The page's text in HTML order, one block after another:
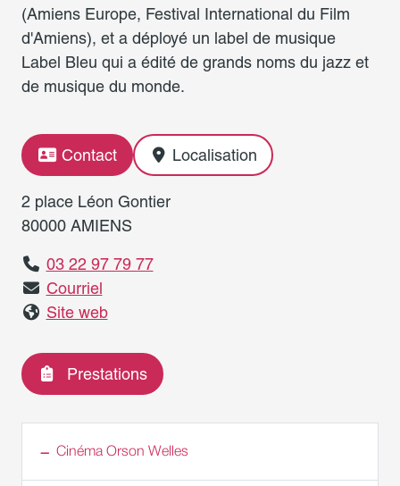
(Amiens Europe, Festival International du Film
d'Amiens), et a déployé un label de musique
Label Bleu qui a édité de grands noms du jazz et
de musique du monde.
Contact Localisation
2 place Léon Gontier
80000 AMIENS
03 22 97 79 77
Courriel
Site web
Prestations
Cinéma Orson Welles